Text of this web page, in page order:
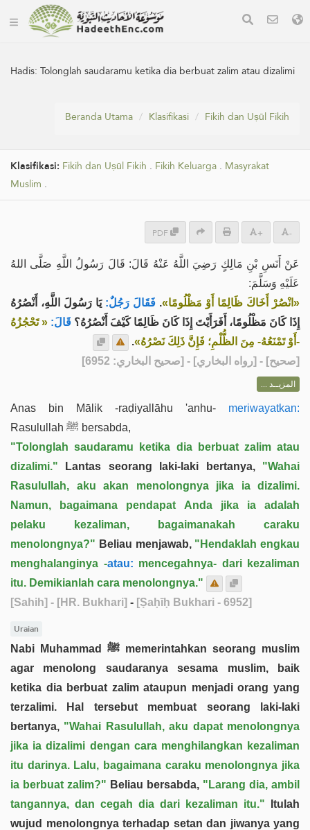
Hadis:Tolonglah saudaramu ketika dia berbuat zalim atau dizalimi
Beranda Utama Klasifikasi Fikih dan Uṣūl Fikih
Klasifikasi: Fikih dan Uṣūl Fikih . Fikih Keluarga . Masyrakat
Muslim .
PDF + -
عَنْ أَنَسِ بْنِ مَالِكٍ رَضِيَ اللَّهُ عَنْهُ قَالَ: قَالَ رَسُولُ اللَّهِ صَلَّى اللهُ
عَلَيْهِ وَسَلَّمَ:
«انْصُرْ أَخَاكَ ظَالِمًا أَوْ مَظْلُومًا». فَقَالَ رَجُلٌ: يَا رَسُولَ اللَّهِ، أَنْصُرُهُ
إِذَا كَانَ مَظْلُومًا، أَفَرَأَيْتَ إِذَا كَانَ ظَالِمًا كَيْفَ أَنْصُرُهُ؟ قَالَ: « تَحْجُزُهُ
-أَوْ تَمْنَعُهُ- مِنَ الظُّلْمِ؛ فَإِنَّ ذَلِكَ نَصْرُهُ».
[صحيح] - [رواه البخاري] - [صحيح البخاري: 6952]
المزيــد ...
Anas bin Mālik -raḍiyallāhu 'anhu- meriwayatkan:
Rasulullah ﷺ bersabda,
"Tolonglah saudaramu ketika dia berbuat zalim atau
dizalimi." Lantas seorang laki-laki bertanya, "Wahai
Rasulullah, aku akan menolongnya jika ia dizalimi.
Namun, bagaimana pendapat Anda jika ia adalah
pelaku kezaliman, bagaimanakah caraku
menolongnya?" Beliau menjawab, "Hendaklah engkau
menghalanginya -atau: mencegahnya- dari kezaliman
itu. Demikianlah cara menolongnya."
[Sahih] - [HR. Bukhari] - [Ṣaḥīḥ Bukhari - 6952]
Uraian
Nabi Muhammad ﷺ memerintahkan seorang muslim
agar menolong saudaranya sesama muslim, baik
ketika dia berbuat zalim ataupun menjadi orang yang
terzalimi. Hal tersebut membuat seorang laki-laki
bertanya, "Wahai Rasulullah, aku dapat menolongnya
jika ia dizalimi dengan cara menghilangkan kezaliman
itu darinya. Lalu, bagaimana caraku menolongnya jika
ia berbuat zalim?" Beliau bersabda, "Larang dia, ambil
tangannya, dan cegah dia dari kezaliman itu." Itulah
wujud menolongnya terhadap setan dan jiwanya yang